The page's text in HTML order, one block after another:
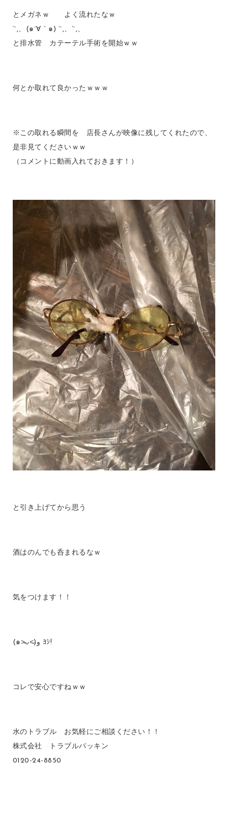
とメガネｗ よく流れたなｗ
‘`,、(๑´∀｀๑) ‘`,、’`,、
と排水管 カテーテル手術を開始ｗｗ
何とか取れて良かったｗｗｗ
※この取れる瞬間を 店長さんが映像に残してくれたので、
是非見てくださいｗｗ
（コメントに動画入れておきます！）
と引き上げてから思う
酒はのんでも呑まれるなｗ
気をつけます！！
(๑˃̵ᴗ˂̵)و ﾖｼ!
コレで安心ですねｗｗ
水のトラブル お気軽にご相談ください！！
株式会社 トラブルパッキン
0120-24-8850